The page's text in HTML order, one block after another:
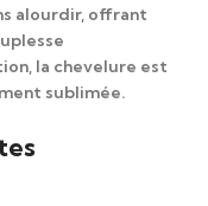
alourdir, offrant
la chevelure est
sublimée.